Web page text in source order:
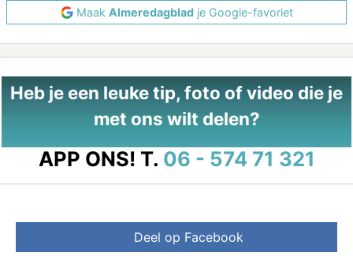
Maak Almeredagbladje Google-favoriet
Heb je een leuke tip, foto of video die je
met ons wilt delen?
APP ONS! T. 06 - 574 71 321
Deel op Facebook